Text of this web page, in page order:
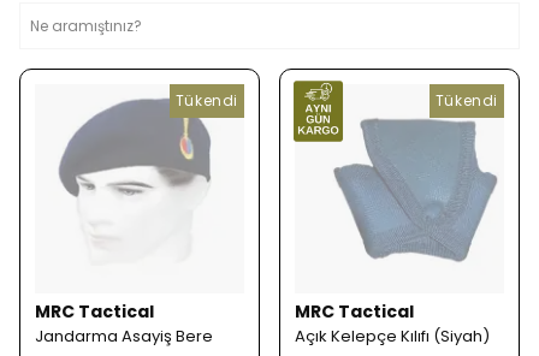
Tükendi
MRC Tactical
Jandarma Asayiş Bere
Tükendi
MRC Tactical
Açık Kelepçe Kılıfı (Siyah)